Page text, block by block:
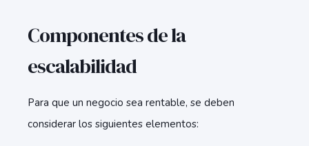
Componentes de la
escalabilidad
Para que un negocio sea rentable, se deben
considerar los siguientes elementos: